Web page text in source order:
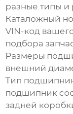
разные типы
Каталожный
VIN-код
подбора
Размеры
внешний
Тип
подшипник
задней